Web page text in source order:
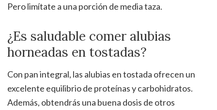
Pero limítate a una porción de media taza.
¿Es saludable comer alubias
horneadas en tostadas?
Con pan integral, las alubias en tostada ofrecen un
excelente equilibrio de proteínas y carbohidratos.
Además, obtendrás una buena dosis de otros